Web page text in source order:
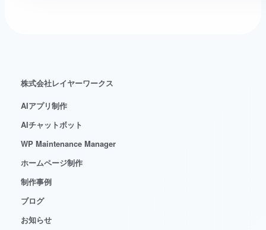
株式会社レイヤーワークス
AIアプリ制作
AIチャットボット
WP Maintenance Manager
ホームページ制作
制作事例
ブログ
お知らせ